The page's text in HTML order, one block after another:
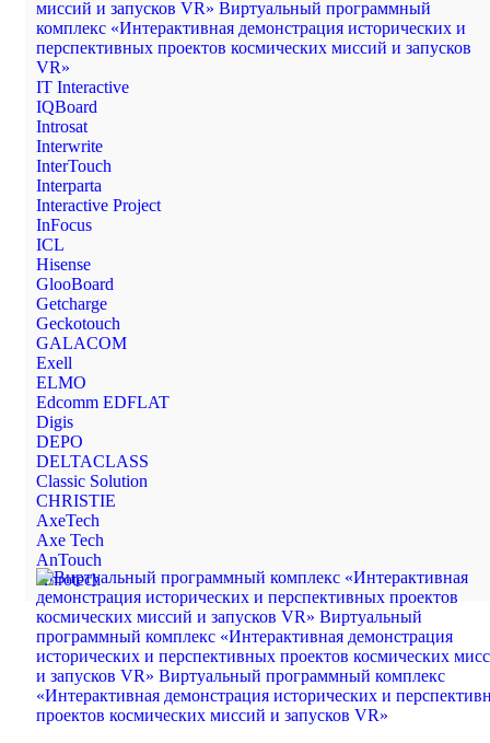
IT Interactive
IQBoard
Introsat
Interwrite
InterTouch
Interparta
Interactive Project
InFocus
ICL
Hisense
GlooBoard
Getcharge
Geckotouch
GALACOM
Exell
ELMO
Edcomm EDFLAT
Digis
DEPO
DELTACLASS
Classic Solution
CHRISTIE
AxeTech
Axe Tech
AnTouch
Anrotech